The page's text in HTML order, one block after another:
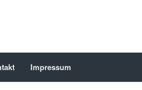
Impressum